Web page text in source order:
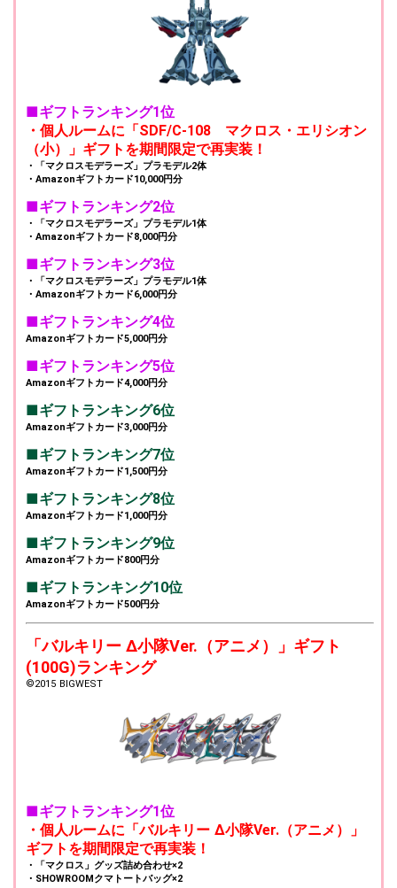
■ギフトランキング1位
・個人ルームに「SDF/C-108 マクロス・エリシオン
（小）」ギフトを期間限定で再実装！
・「マクロスモデラーズ」プラモデル2体
・Amazonギフトカード10,000円分
■ギフトランキング2位
・「マクロスモデラーズ」プラモデル1体
・Amazonギフトカード8,000円分
■ギフトランキング3位
・「マクロスモデラーズ」プラモデル1体
・Amazonギフトカード6,000円分
■ギフトランキング4位
Amazonギフトカード5,000円分
■ギフトランキング5位
Amazonギフトカード4,000円分
■ギフトランキング6位
Amazonギフトカード3,000円分
■ギフトランキング7位
Amazonギフトカード1,500円分
■ギフトランキング8位
Amazonギフトカード1,000円分
■ギフトランキング9位
Amazonギフトカード800円分
■ギフトランキング10位
Amazonギフトカード500円分
「バルキリー Δ小隊Ver.（アニメ）」ギフト
(100G)ランキング
©2015 BIGWEST
■ギフトランキング1位
・個人ルームに「バルキリー Δ小隊Ver.（アニメ）」
ギフトを期間限定で再実装！
・「マクロス」グッズ詰め合わせ×2
・SHOWROOMクマトートバッグ×2